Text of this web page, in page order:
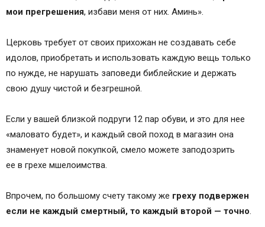
мои прегрешения, избави меня от них. Аминь».
Церковь требует от своих прихожан не создавать себе
идолов, приобретать и использовать каждую вещь только
по нужде, не нарушать заповеди библейские и держать
свою душу чистой и безгрешной.
Если у вашей близкой подруги 12 пар обуви, и это для нее
«маловато будет», и каждый свой поход в магазин она
знаменует новой покупкой, смело можете заподозрить
ее в грехе мшелоимства.
Впрочем, по большому счету такому же греху подвержен
если не каждый смертный, то каждый второй — точно.